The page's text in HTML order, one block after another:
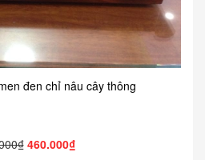
đen chỉ nâu cây thông
460.000₫